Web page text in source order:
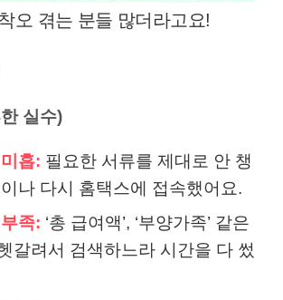
오 겪는 분들 많더라고요!
실수)
흡: 필요한 서류를 제대로 안 챙
나 다시 홈택스에 접속했어요.
족: ‘총 급여액’, ‘부양가족’ 같은
갈려서 검색하느라 시간을 다 썼